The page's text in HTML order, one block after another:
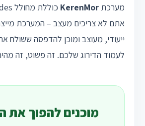
מערכת KerenMor
אתם לא צריכים מעצב – המערכת
ייעודי, מעוצב ומוכן להדפסה ששולח
לעמוד הדירוג שלכם. זה פשוט, זה
מוכנים להפוך את